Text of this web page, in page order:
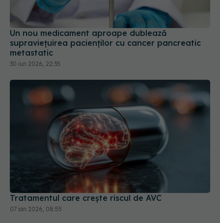
Un nou medicament aproape dublează
supraviețuirea pacienților cu cancer pancreatic
metastatic
30 iun 2026, 22:35
Tratamentul care crește riscul de AVC
07 ian 2026, 08:55